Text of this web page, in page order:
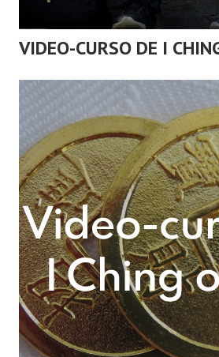
VIDEO-CURSO DE I